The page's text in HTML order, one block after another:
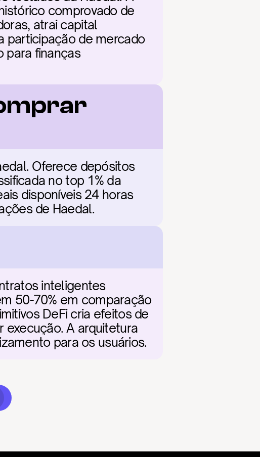
comprovado de
atrai capital
participação de mercado
para finanças
Oferece depósitos
no top 1% da
disponíveis 24 horas
de Haedal.
inteligentes
50-70% em comparação
DeFi cria efeitos de
execução. A arquitetura
para os usuários.